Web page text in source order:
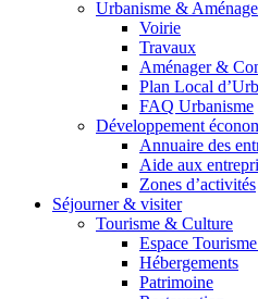
Urbanisme &
Voirie
Travaux
Aménager &
Plan Local
FAQ Urbanisme
Développement
Annuaire des
Aide aux
Zones d’activités
Séjourner & visiter
Tourisme & Culture
Espace
Hébergements
Patrimoine